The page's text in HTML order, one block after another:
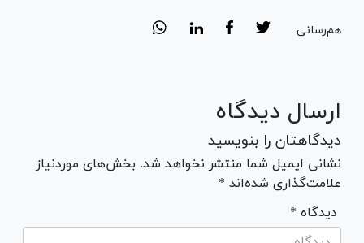
هم‌رسانی:
ارسال دیدگاه
دیدگاهتان را بنویسید
نشانی ایمیل شما منتشر نخواهد شد. بخش‌های موردنیاز
علامت‌گذاری شده‌اند *
* دیدگاه